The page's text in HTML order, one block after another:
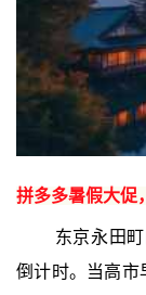
拼多多暑假大促
东京永田
倒计时。当高市